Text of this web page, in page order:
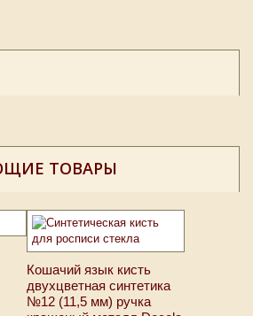
ТОВАРЫ
Кошачий язык кисть
двухцветная синтетика
№12 (11,5 мм) ручка